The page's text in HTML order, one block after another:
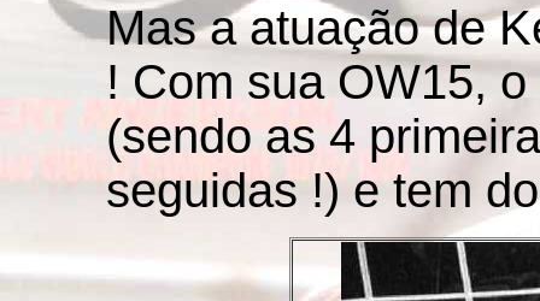
Mas a atuação de
! Com sua OW15,
(sendo as 4
seguidas !) e tem